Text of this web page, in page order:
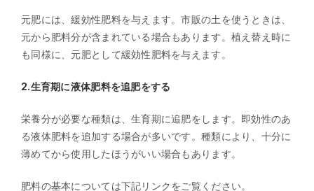
元肥には、緩効性肥料を与えます。市販の土を使うときは、
元から肥料分が含まれている場合もあります。植え替え時に
も同様に、元肥として緩効性肥料を与えます。
2.生育期に液体肥料を追肥をする
栄養分が必要な種類は、生育期に追肥をします。即効性のあ
る液体肥料を追加する場合が多いです。種類により、十分に
薄めてから使用したほうがいい場合もあります。
肥料の基本については下記リンクをご覧ください。